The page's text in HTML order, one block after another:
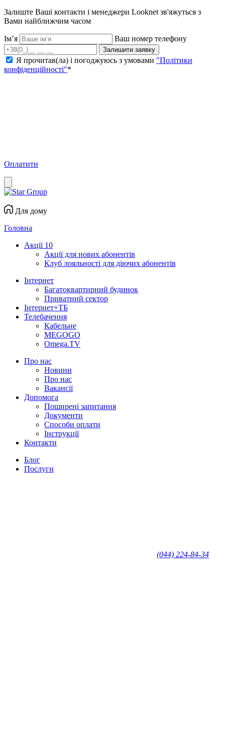
Залиште Ваші контакти і менеджери Looknet зв'яжуться з
Вами найближчим часом
Ім’я Ваш номер телефону
Залишити заявку
Я прочитав(ла) і погоджуюсь з умовами "Політики
конфіденційності"*
Оплатити
Для дому
Головна
Акції 10
Акції для нових абонентів
Клуб лояльності для діючих абонентів
Інтернет
Багатоквартирний будинок
Приватний сектор
Інтернет+ТБ
Телебачення
Кабельне
MEGOGO
Omega.TV
Про нас
Новини
Про нас
Вакансії
Допомога
Поширені запитання
Документи
Способи оплати
Інструкції
Контакти
Блог
Послуги
(044) 224-84-34